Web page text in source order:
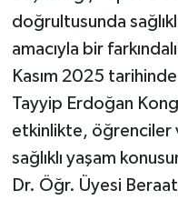
doğrultusunda
amacıyla bir
Kasım 2025
Tayyip Erdoğan
etkinlikte, öğrenciler
sağlıklı yaşam
Dr. Öğr. Üyesi
YEDİSU